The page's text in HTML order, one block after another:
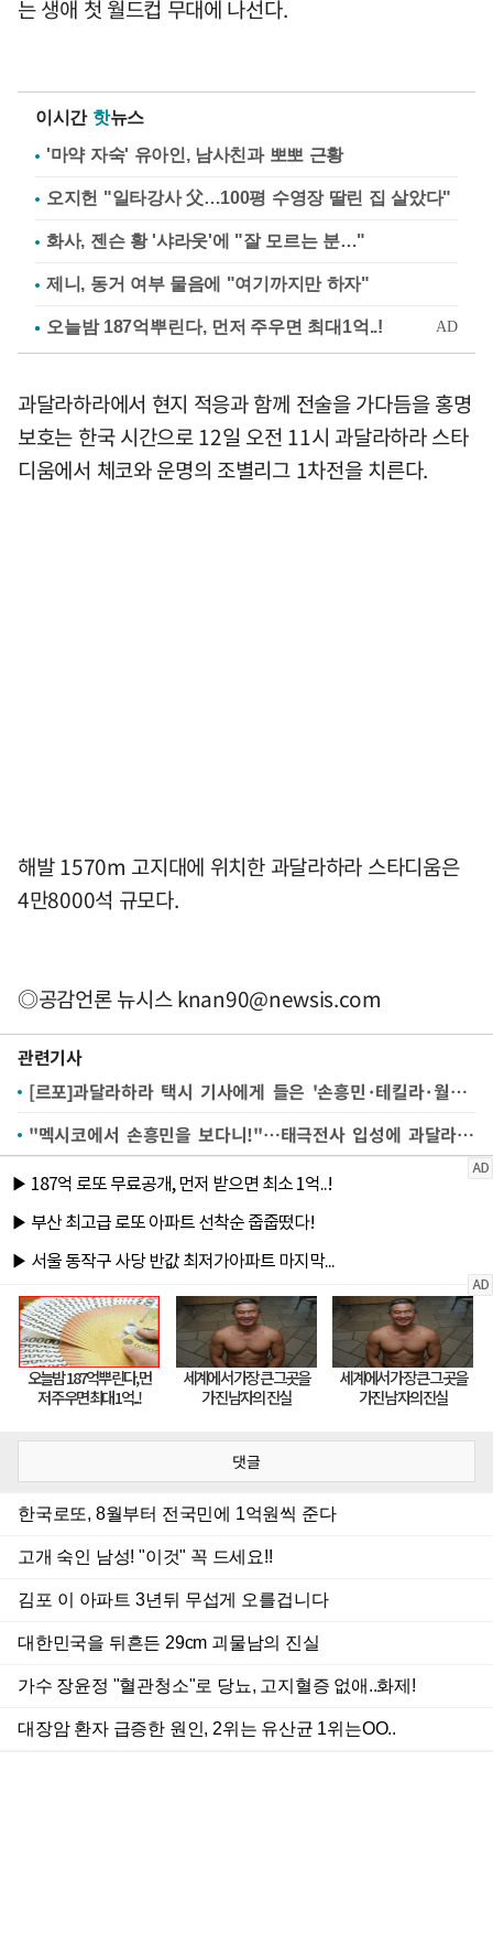
는 생애 첫 월드컵 무대에 나선다.
이시간 핫뉴스
'마약 자숙' 유아인, 남사친과 뽀뽀 근황
오지헌 "일타강사 父…100평 수영장 딸린 집 살았다"
화사, 젠슨 황 '샤라웃'에 "잘 모르는 분…"
제니, 동거 여부 물음에 "여기까지만 하자"
과달라하라에서 현지 적응과 함께 전술을 가다듬을 홍명
보호는 한국 시간으로 12일 오전 11시 과달라하라 스타
디움에서 체코와 운명의 조별리그 1차전을 치른다.
해발 1570m 고지대에 위치한 과달라하라 스타디움은
4만8000석 규모다.
◎공감언론 뉴시스knan90@newsis.com
관련기사
[르포]과달라하라 택시 기사에게 들은 '손흥민·테킬라·월드컵'
"멕시코에서 손흥민을 보다니!"…태극전사 입성에 과달라하라 '들썩'
댓글